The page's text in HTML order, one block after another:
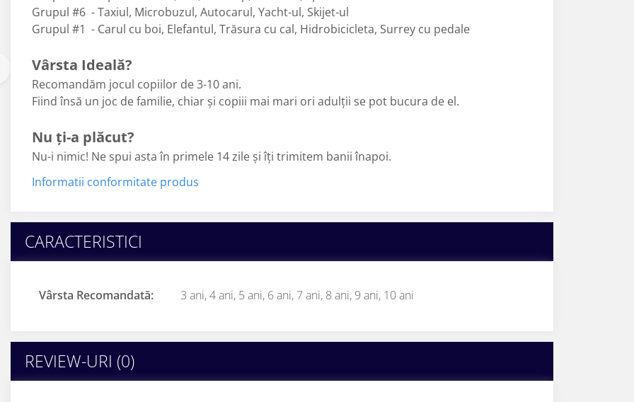
Grupul #6 - Taxiul, Microbuzul, Autocarul, Yacht-ul, Skijet-ul
Grupul #1 - Carul cu boi, Elefantul, Trăsura cu cal, Hidrobicicleta, Surrey cu pedale
Vârsta Ideală?
Recomandăm jocul copiilor de 3-10 ani.
Fiind însă un joc de familie, chiar și copiii mai mari ori adulții se pot bucura de el.
Nu ți-a plăcut?
Nu-i nimic! Ne spui asta în primele 14 zile și îți trimitem banii înapoi.
Informatii conformitate produs
CARACTERISTICI
Vârsta Recomandată: 3 ani,4 ani, 5 ani, 6 ani, 7 ani, 8 ani, 9 ani, 10 ani
REVIEW-URI (0)